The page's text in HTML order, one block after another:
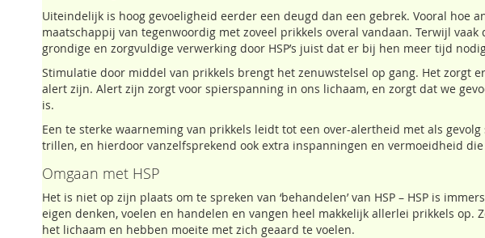
Uiteindelijk is hoog gevoeligheid eerder een deugd dan een gebrek. Vooral
maatschappij van tegenwoordig met zoveel prikkels overal vandaan. Terwijl
grondige en zorgvuldige verwerking door HSP’s juist dat er bij hen meer tijd
Stimulatie door middel van prikkels brengt het zenuwstelsel op gang. Het zorgt
alert zijn. Alert zijn zorgt voor spierspanning in ons lichaam, en zorgt dat we
is.
Een te sterke waarneming van prikkels leidt tot een over-alertheid met als
trillen, en hierdoor vanzelfsprekend ook extra inspanningen en vermoeidheid
Omgaan met HSP
Het is niet op zijn plaats om te spreken van ‘behandelen’ van HSP – HSP is
eigen denken, voelen en handelen en vangen heel makkelijk allerlei prikkels
het lichaam en hebben moeite met zich geaard te voelen.